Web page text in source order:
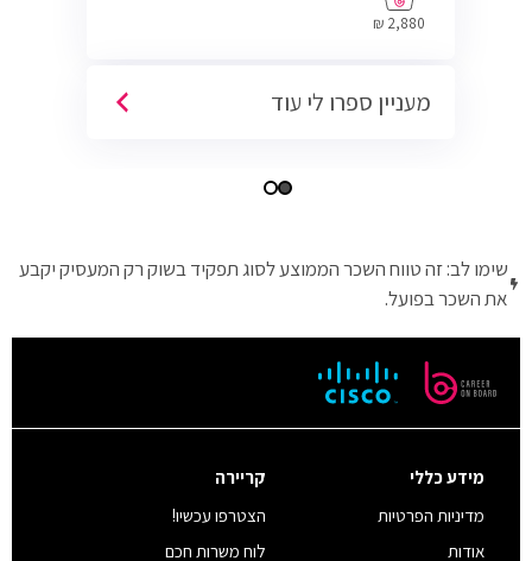
2,880 ₪
מעניין ספרו לי עוד
שימו לב: זה טווח השכר הממוצע לסוג תפקיד בשוק רק המעסיק יקבע
את השכר בפועל.
מידע כללי
מדיניות הפרטיות
אודות
קריירה
הצטרפו עכשיו!
לוח משרות חכם